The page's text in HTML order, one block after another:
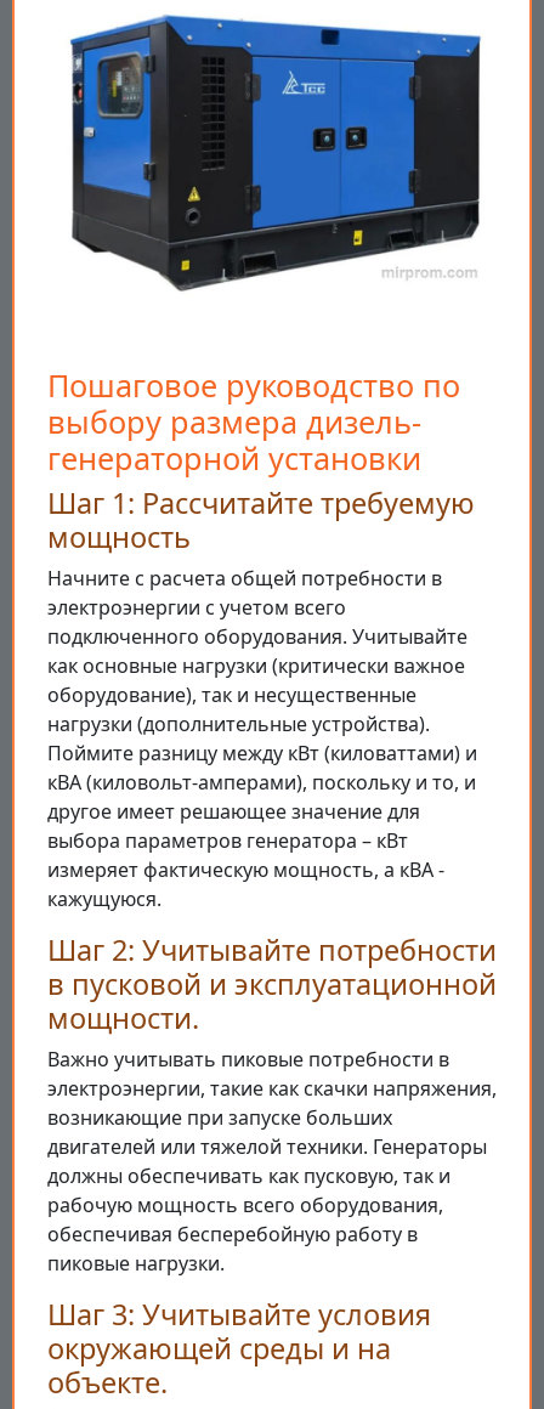
Пошаговое руководство по
выбору размера дизель-
генераторной установки
Шаг 1: Рассчитайте требуемую
мощность
Начните с расчета общей потребности в
электроэнергии с учетом всего
подключенного оборудования. Учитывайте
как основные нагрузки (критически важное
оборудование), так и несущественные
нагрузки (дополнительные устройства).
Поймите разницу между кВт (киловаттами) и
кВА (киловольт-амперами), поскольку и то, и
другое имеет решающее значение для
выбора параметров генератора – кВт
измеряет фактическую мощность, а кВА -
кажущуюся.
Шаг 2: Учитывайте потребности
в пусковой и эксплуатационной
мощности.
Важно учитывать пиковые потребности в
электроэнергии, такие как скачки напряжения,
возникающие при запуске больших
двигателей или тяжелой техники. Генераторы
должны обеспечивать как пусковую, так и
рабочую мощность всего оборудования,
обеспечивая бесперебойную работу в
пиковые нагрузки.
Шаг 3: Учитывайте условия
окружающей среды и на
объекте.